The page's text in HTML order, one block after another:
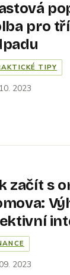
pro
TIPY
2023
začít s
2023